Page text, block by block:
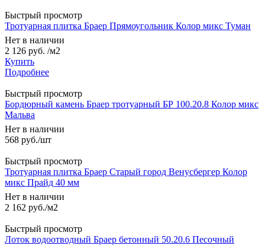
Быстрый просмотр
Тротуарная плитка Браер Прямоугольник Колор микс Туман
Нет в наличии
2 126 руб. /м2
Купить
Подробнее
Быстрый просмотр
Бордюрный камень Браер тротуарный БР 100.20.8 Колор микс
Мальва
Нет в наличии
568 руб./шт
Быстрый просмотр
Тротуарная плитка Браер Старый город Венусбергер Колор
микс Прайд 40 мм
Нет в наличии
2 162 руб./м2
Быстрый просмотр
Лоток водоотводный Браер бетонный 50.20.6 Песочный